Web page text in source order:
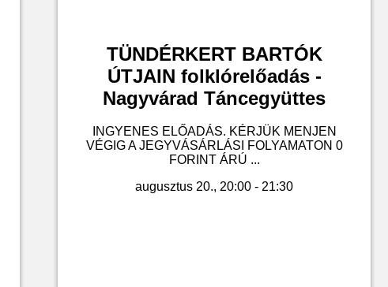
TÜNDÉRKERT BARTÓK
ÚTJAIN folklórelőadás -
Nagyvárad Táncegyüttes
INGYENES ELŐADÁS. KÉRJÜK MENJEN
VÉGIG A JEGYVÁSÁRLÁSI FOLYAMATON 0
FORINT ÁRÚ ...
augusztus 20., 20:00 - 21:30